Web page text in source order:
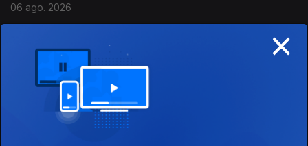
06 ago. 2026
12h00 Edição Susana Lemos
06 ago. 2026
×